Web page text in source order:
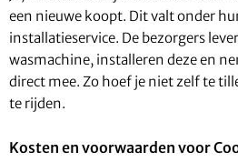
een nieuwe koopt. Dit valt onder
installatieservice. De bezorgers
wasmachine, installeren deze en
direct mee. Zo hoef je niet zelf te
te rijden.
Kosten en voorwaarden voor